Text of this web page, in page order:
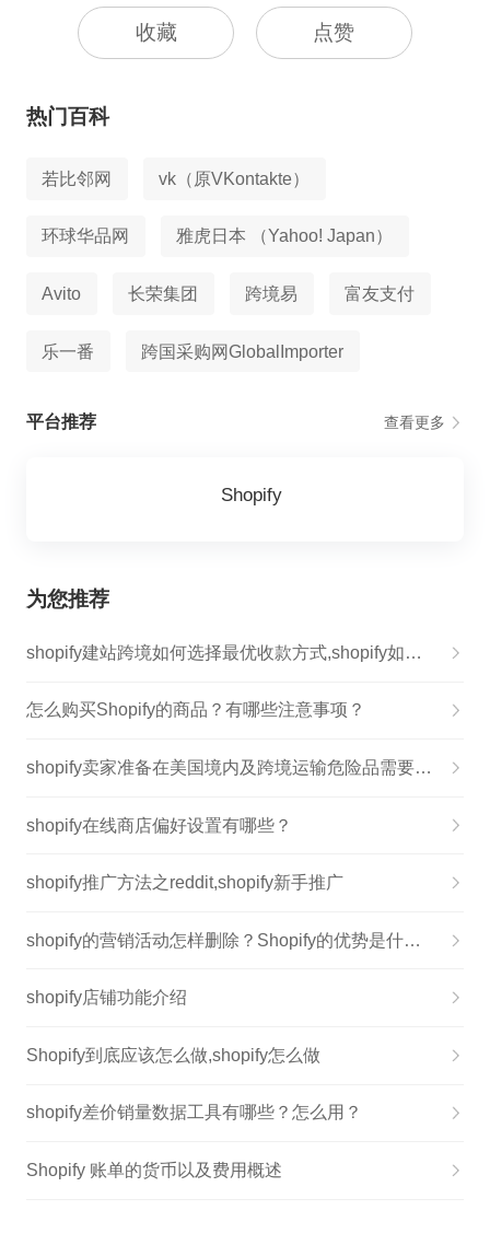
收藏 点赞
热门百科
若比邻网 vk（原VKontakte）
环球华品网 雅虎日本 （Yahoo! Japan）
Avito 长荣集团 跨境易 富友支付
乐一番 跨国采购网GlobalImporter
平台推荐 查看更多
Shopify
为您推荐
shopify建站跨境如何选择最优收款方式,shopify如何对接信用卡付款收款
怎么购买Shopify的商品？有哪些注意事项？
shopify卖家准备在美国境内及跨境运输危险品需要做什么？
shopify在线商店偏好设置有哪些？
shopify推广方法之reddit,shopify新手推广
shopify的营销活动怎样删除？Shopify的优势是什么？
shopify店铺功能介绍
Shopify到底应该怎么做,shopify怎么做
shopify差价销量数据工具有哪些？怎么用？
Shopify 账单的货币以及费用概述